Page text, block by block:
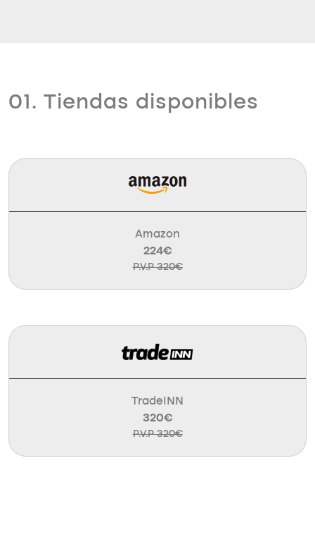
01. Tiendas disponibles
Amazon
224€
P.V.P 320€
TradeINN
320€
P.V.P 320€